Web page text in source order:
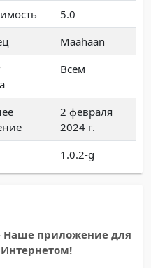
5.0
Maahaan
Всем
2 февраля
2024 г.
1.0.2-g
- Наше приложение для
Интернетом!